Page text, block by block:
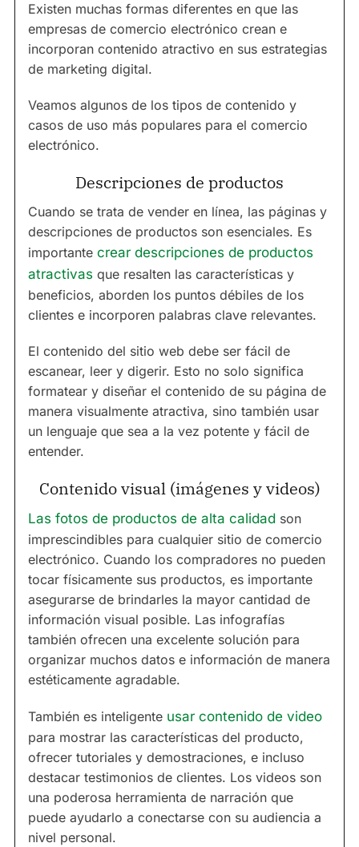
Existen muchas formas diferentes en que las
empresas de comercio electrónico crean e
incorporan contenido atractivo en sus estrategias
de marketing digital.
Veamos algunos de los tipos de contenido y
casos de uso más populares para el comercio
electrónico.
Descripciones de productos
Cuando se trata de vender en línea, las páginas y
descripciones de productos son esenciales. Es
importante crear descripciones de productos
atractivas que resalten las características y
beneficios, aborden los puntos débiles de los
clientes e incorporen palabras clave relevantes.
El contenido del sitio web debe ser fácil de
escanear, leer y digerir. Esto no solo significa
formatear y diseñar el contenido de su página de
manera visualmente atractiva, sino también usar
un lenguaje que sea a la vez potente y fácil de
entender.
Contenido visual (imágenes y videos)
Las fotos de productos de alta calidad son
imprescindibles para cualquier sitio de comercio
electrónico. Cuando los compradores no pueden
tocar físicamente sus productos, es importante
asegurarse de brindarles la mayor cantidad de
información visual posible. Las infografías
también ofrecen una excelente solución para
organizar muchos datos e información de manera
estéticamente agradable.
También es inteligente usar contenido de video
para mostrar las características del producto,
ofrecer tutoriales y demostraciones, e incluso
destacar testimonios de clientes. Los videos son
una poderosa herramienta de narración que
puede ayudarlo a conectarse con su audiencia a
nivel personal.